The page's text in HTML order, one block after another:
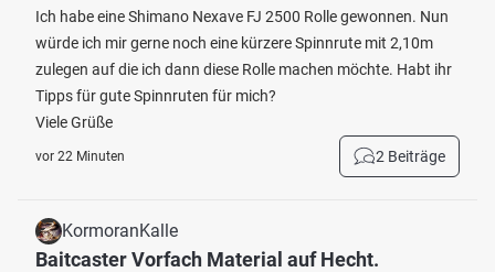
Ich habe eine Shimano Nexave FJ 2500 Rolle gewonnen. Nun
würde ich mir gerne noch eine kürzere Spinnrute mit 2,10m
zulegen auf die ich dann diese Rolle machen möchte. Habt ihr
Tipps für gute Spinnruten für mich?
Viele Grüße
vor 22 Minuten 2 Beiträge
KormoranKalle
Baitcaster Vorfach Material auf Hecht.